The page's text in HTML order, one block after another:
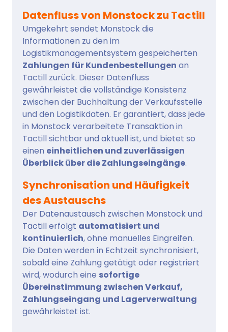
Datenfluss von Monstock zu Tactill
Umgekehrt sendet Monstock die
Informationen zu den im
Logistikmanagementsystem gespeicherten
Zahlungen für Kundenbestellungen an
Tactill zurück. Dieser Datenfluss
gewährleistet die vollständige Konsistenz
zwischen der Buchhaltung der Verkaufsstelle
und den Logistikdaten. Er garantiert, dass jede
in Monstock verarbeitete Transaktion in
Tactill sichtbar und aktuell ist, und bietet so
einen einheitlichen und zuverlässigen
Überblick über die Zahlungseingänge.
Synchronisation und Häufigkeit
des Austauschs
Der Datenaustausch zwischen Monstock und
Tactill erfolgt automatisiert und
kontinuierlich, ohne manuelles Eingreifen.
Die Daten werden in Echtzeit synchronisiert,
sobald eine Zahlung getätigt oder registriert
wird, wodurch eine sofortige
Übereinstimmung zwischen Verkauf,
Zahlungseingang und Lagerverwaltung
gewährleistet ist.